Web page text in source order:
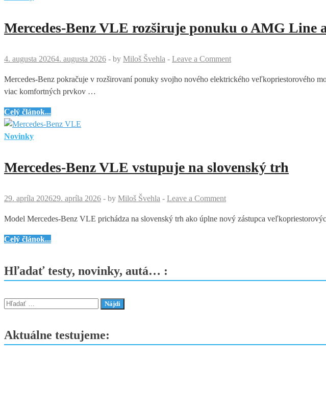
Mercedes-Benz VLE rozširuje ponuku o AMG Line
4. augusta 20264. augusta 2026 - by Miloš Švehla - Leave a Comment
Mercedes-Benz pokračuje v rozširovaní ponuky svojho nového elektrického veľkopriestorového
viac komfortných prvkov …
Mercedes-
Benz
VLE
o
Line
8-
miestnu
verziu
Celý článok...
Novinky
Mercedes-Benz VLE vstupuje na slovenský trh
29. apríla 202629. apríla 2026 - by Miloš Švehla - Leave a Comment
Model Mercedes-Benz VLE prichádza na slovenský trh ako úplne nový zástupca
Mercedes-
vstupuje
slovenský
trh
Celý článok...
Hľadať testy, novinky, autá… :
Hľadať:
Aktuálne testujeme: